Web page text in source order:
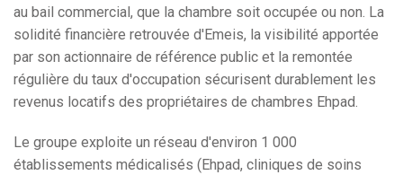
au bail commercial, que la chambre soit occupée ou non. La
solidité financière retrouvée d'Emeis, la visibilité apportée
par son actionnaire de référence public et la remontée
régulière du taux d'occupation sécurisent durablement les
revenus locatifs des propriétaires de chambres Ehpad.
Le groupe exploite un réseau d'environ 1 000
établissements médicalisés (Ehpad, cliniques de soins